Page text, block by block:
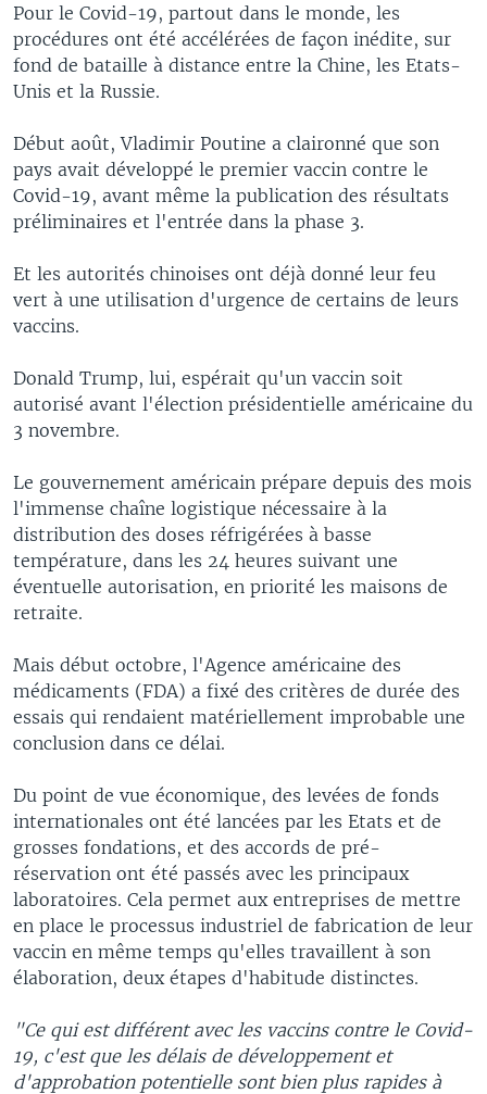
Pour le Covid-19, partout dans le monde, les
procédures ont été accélérées de façon inédite, sur
fond de bataille à distance entre la Chine, les Etats-
Unis et la Russie.
Début août, Vladimir Poutine a claironné que son
pays avait développé le premier vaccin contre le
Covid-19, avant même la publication des résultats
préliminaires et l'entrée dans la phase 3.
Et les autorités chinoises ont déjà donné leur feu
vert à une utilisation d'urgence de certains de leurs
vaccins.
Donald Trump, lui, espérait qu'un vaccin soit
autorisé avant l'élection présidentielle américaine du
3 novembre.
Le gouvernement américain prépare depuis des mois
l'immense chaîne logistique nécessaire à la
distribution des doses réfrigérées à basse
température, dans les 24 heures suivant une
éventuelle autorisation, en priorité les maisons de
retraite.
Mais début octobre, l'Agence américaine des
médicaments (FDA) a fixé des critères de durée des
essais qui rendaient matériellement improbable une
conclusion dans ce délai.
Du point de vue économique, des levées de fonds
internationales ont été lancées par les Etats et de
grosses fondations, et des accords de pré-
réservation ont été passés avec les principaux
laboratoires. Cela permet aux entreprises de mettre
en place le processus industriel de fabrication de leur
vaccin en même temps qu'elles travaillent à son
élaboration, deux étapes d'habitude distinctes.
"Ce qui est différent avec les vaccins contre le Covid-
19, c'est que les délais de développement et
d'approbation potentielle sont bien plus rapides à